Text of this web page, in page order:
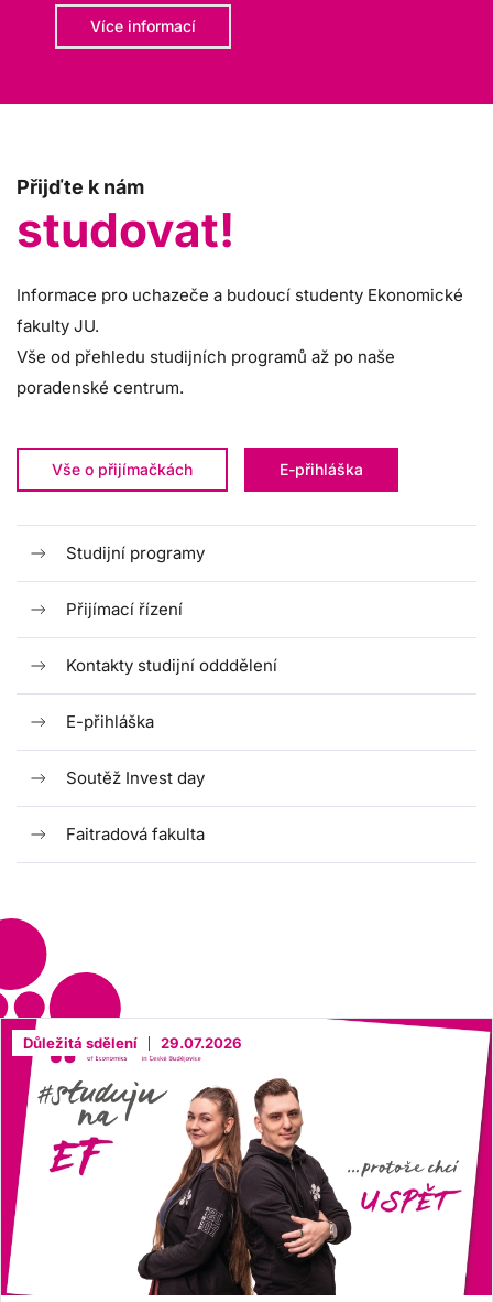
Více informací
Přijďte k nám
studovat!
Informace pro uchazeče a budoucí studenty Ekonomické
fakulty JU.
Vše od přehledu studijních programů až po naše
poradenské centrum.
Vše o přijímačkách E-přihláška
Studijní programy
Přijímací řízení
Kontakty studijní odddělení
E-přihláška
Soutěž Invest day
Faitradová fakulta
Důležitá sdělení 29.07.2026